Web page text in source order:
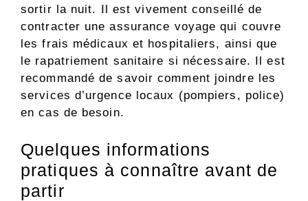
sortir la nuit. Il est vivement conseillé de
contracter une assurance voyage qui couvre
les frais médicaux et hospitaliers, ainsi que
le rapatriement sanitaire si nécessaire. Il est
recommandé de savoir comment joindre les
services d’urgence locaux (pompiers, police)
en cas de besoin.
Quelques informations
pratiques à connaître avant de
partir